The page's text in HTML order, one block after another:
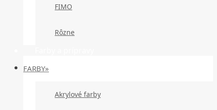
FIMO
Rôzne
FARBY»
Akrylové farby